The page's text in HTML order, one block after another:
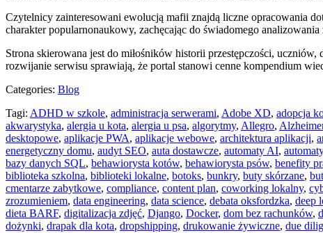
Czytelnicy zainteresowani ewolucją mafii znajdą liczne opracowania
charakter popularnonaukowy, zachęcając do świadomego analizowania
Strona skierowana jest do miłośników historii przestępczości,
rozwijanie serwisu sprawiają, że portal stanowi cenne kompendium
Categories: Blog
Tagi: ADHD w szkole, administracja serwerami, Adobe XD, adopcja
akwarystyka, alergia u kota, alergia u psa, algorytmy, Allegro,
desktopowe, aplikacje PWA, aplikacje webowe, architektura aplikacji,
energetyczny domu, audyt SEO, auta dostawcze, automaty AI,
bazy danych SQL, behawiorysta kotów, behawiorysta psów, benefity
biblioteka szkolna, biblioteki lokalne, botoks, bunkry, buty skórzane,
cmentarze zabytkowe, compliance, content plan, coworking lokalny,
zrozumieniem, data engineering, data science, debata oksfordzka, deep
dieta BARF, digitalizacja zdjęć, Django, Docker, dom bez rachunków,
dożynki, drapak dla kota, dropshipping, drukowanie żywiczne, due